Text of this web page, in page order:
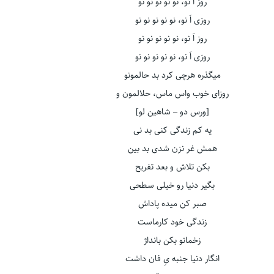
روزی اَ نو، نو نو نو نو نو
روز اَ نو، نو نو نو نو نو
روزی اَ نو، نو نو نو نو نو
میگذره هرچی کرد بد حالمونو
روزای خوب واس ماس، حلالمون و
[ورس دو – شاهین لو]
یه کم زندگی کنی بد نی
همش غر نزن شدی بد بین
بکن تلاش و بعد تفریح
بگیر دنیا رو خیلی سطحی
صبر کن میده پاداش
زندگی خود کارماست
زخماتو بکن بانداژ
انگار دنیا جنبه یِ فان داشت